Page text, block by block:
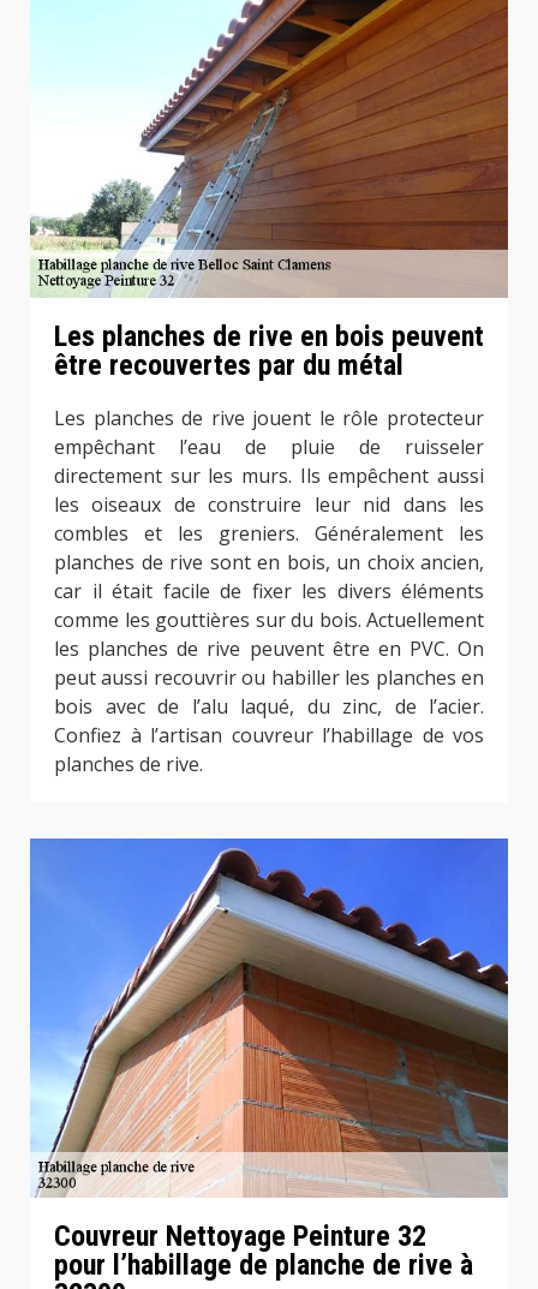
Les planches de rive en bois peuvent
être recouvertes par du métal
Les planches de rive jouent le rôle protecteur
empêchant l’eau de pluie de ruisseler
directement sur les murs. Ils empêchent aussi
les oiseaux de construire leur nid dans les
combles et les greniers. Généralement les
planches de rive sont en bois, un choix ancien,
car il était facile de fixer les divers éléments
comme les gouttières sur du bois. Actuellement
les planches de rive peuvent être en PVC. On
peut aussi recouvrir ou habiller les planches en
bois avec de l’alu laqué, du zinc, de l’acier.
Confiez à l’artisan couvreur l’habillage de vos
planches de rive.
Couvreur Nettoyage Peinture 32
pour l’habillage de planche de rive à